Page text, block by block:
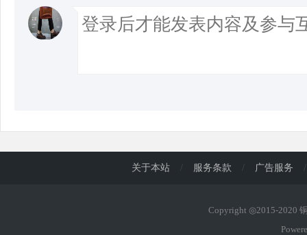
关于本站 / 服务条款 / 广告服务 /
Copyright ◎2015-2020